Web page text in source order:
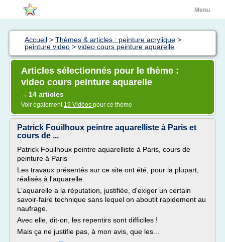
Menu
Accueil > Thèmes & articles : peinture acrylique >
peinture video > video cours peinture aquarelle
Articles sélectionnés pour le thème :
video cours peinture aquarelle
→ 14 articles
Voir également 19 Vidéos pour ce thème
Patrick Fouilhoux peintre aquarelliste à Paris et
cours de ...
Patrick Fouilhoux peintre aquarelliste à Paris, cours de
peinture à Paris
Les travaux présentés sur ce site ont été, pour la plupart,
réalisés à l'aquarelle.
L'aquarelle a la réputation, justifiée, d'exiger un certain
savoir-faire technique sans lequel on aboutit rapidement au
naufrage.
Avec elle, dit-on, les repentirs sont difficiles !
Mais ça ne justifie pas, à mon avis, que les...